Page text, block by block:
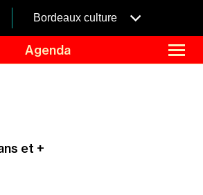
menubordeaux
Bordeaux culture
Agenda
fermer
le
menu
et +